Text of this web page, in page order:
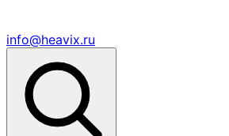
info@heavix.ru